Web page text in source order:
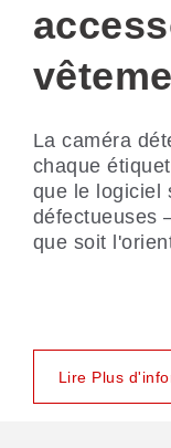
La caméra
chaque
que le logiciel
défectueuses
que soit
Lire Plus